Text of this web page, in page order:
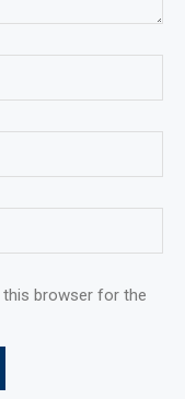
this browser for the